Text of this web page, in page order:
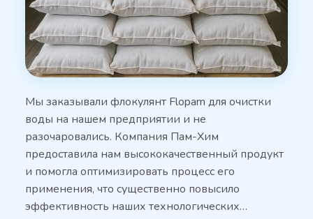
Мы заказывали флокулянт Flopam для очистки
воды на нашем предприятии и не
разочаровались. Компания Пам-Хим
предоставила нам высококачественный продукт
и помогла оптимизировать процесс его
применения, что существенно повысило
эффективность наших технологических…